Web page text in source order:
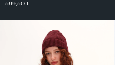
599,50TL